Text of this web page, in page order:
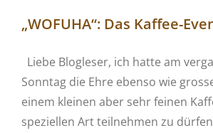
„WOFUHA“: Das Kaffee-
Liebe Blogleser, ich hatte am
Sonntag die Ehre ebenso wie
einem kleinen aber sehr feinen
speziellen Art teilnehmen zu